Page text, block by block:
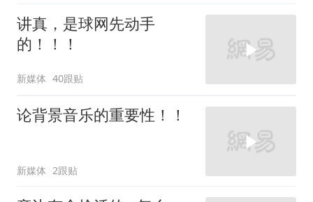
讲真，是球网先动手
的！！！
新媒体 40跟贴
论背景音乐的重要性！！
新媒体 2跟贴